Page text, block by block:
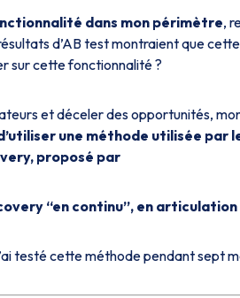
dans mon périmètre,
d’AB test montraient que
sur cette fonctionnalité ?
et déceler des opportunités,
une méthode utilisée par
proposé par
“en continu”, en
testé cette méthode pendant sept